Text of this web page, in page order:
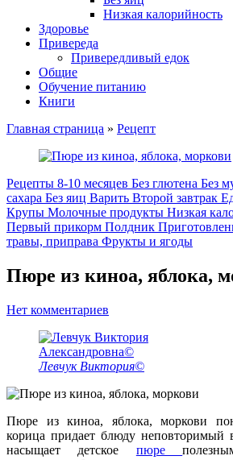
Низкая калорийность
Здоровье
Привереда
Привередливый едок
Общие
Обучение питанию
Книги
Главная страница » Рецепт
Рецепты 8-10 месяцев Без глютена Без
сахара Без яиц Варить Второй завтрак
Крупы Молочные продукты Низкая
Первый прикорм Полдник
травы, приправа Фрукты и ягоды
Пюре из киноа, яблока,
Нет комментариев
Левчук Виктория©
Пюре из киноа, яблока, моркови
корица придает блюду неповторимый
насыщает детское пюре